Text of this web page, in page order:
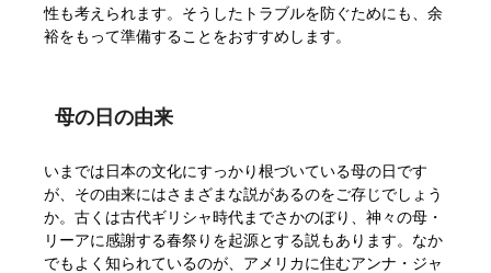
性も考えられます。そうしたトラブルを防ぐためにも、余
裕をもって準備することをおすすめします。
母の日の由来
いまでは日本の文化にすっかり根づいている母の日です
が、その由来にはさまざまな説があるのをご存じでしょう
か。古くは古代ギリシャ時代までさかのぼり、神々の母・
リーアに感謝する春祭りを起源とする説もあります。なか
でもよく知られているのが、アメリカに住むアンナ・ジャ